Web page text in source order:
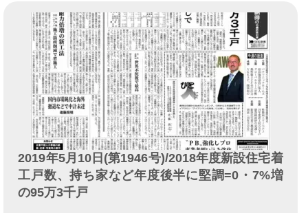
2019年5月10日(第1946号)/2018年度新設住宅着
工戸数、持ち家など年度後半に堅調=0・7%増
の95万3千戸